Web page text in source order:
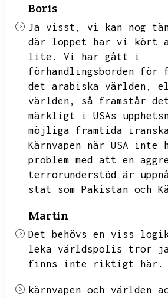
Boris
Ja visst,
vi kan nog
där loppet har vi kört
lite.
Vi har gått i
förhandlingsborden för
det arabiska världen,
världen,
så framstår
märkligt i USAs
möjliga framtida
Kärnvapen när USA inte
problem med att en
terrorunderstöd är
stat som Pakistan och
Martin
Det behövs en viss logik
leka världspolis tror
finns inte riktigt här.
kärnvapen och världen